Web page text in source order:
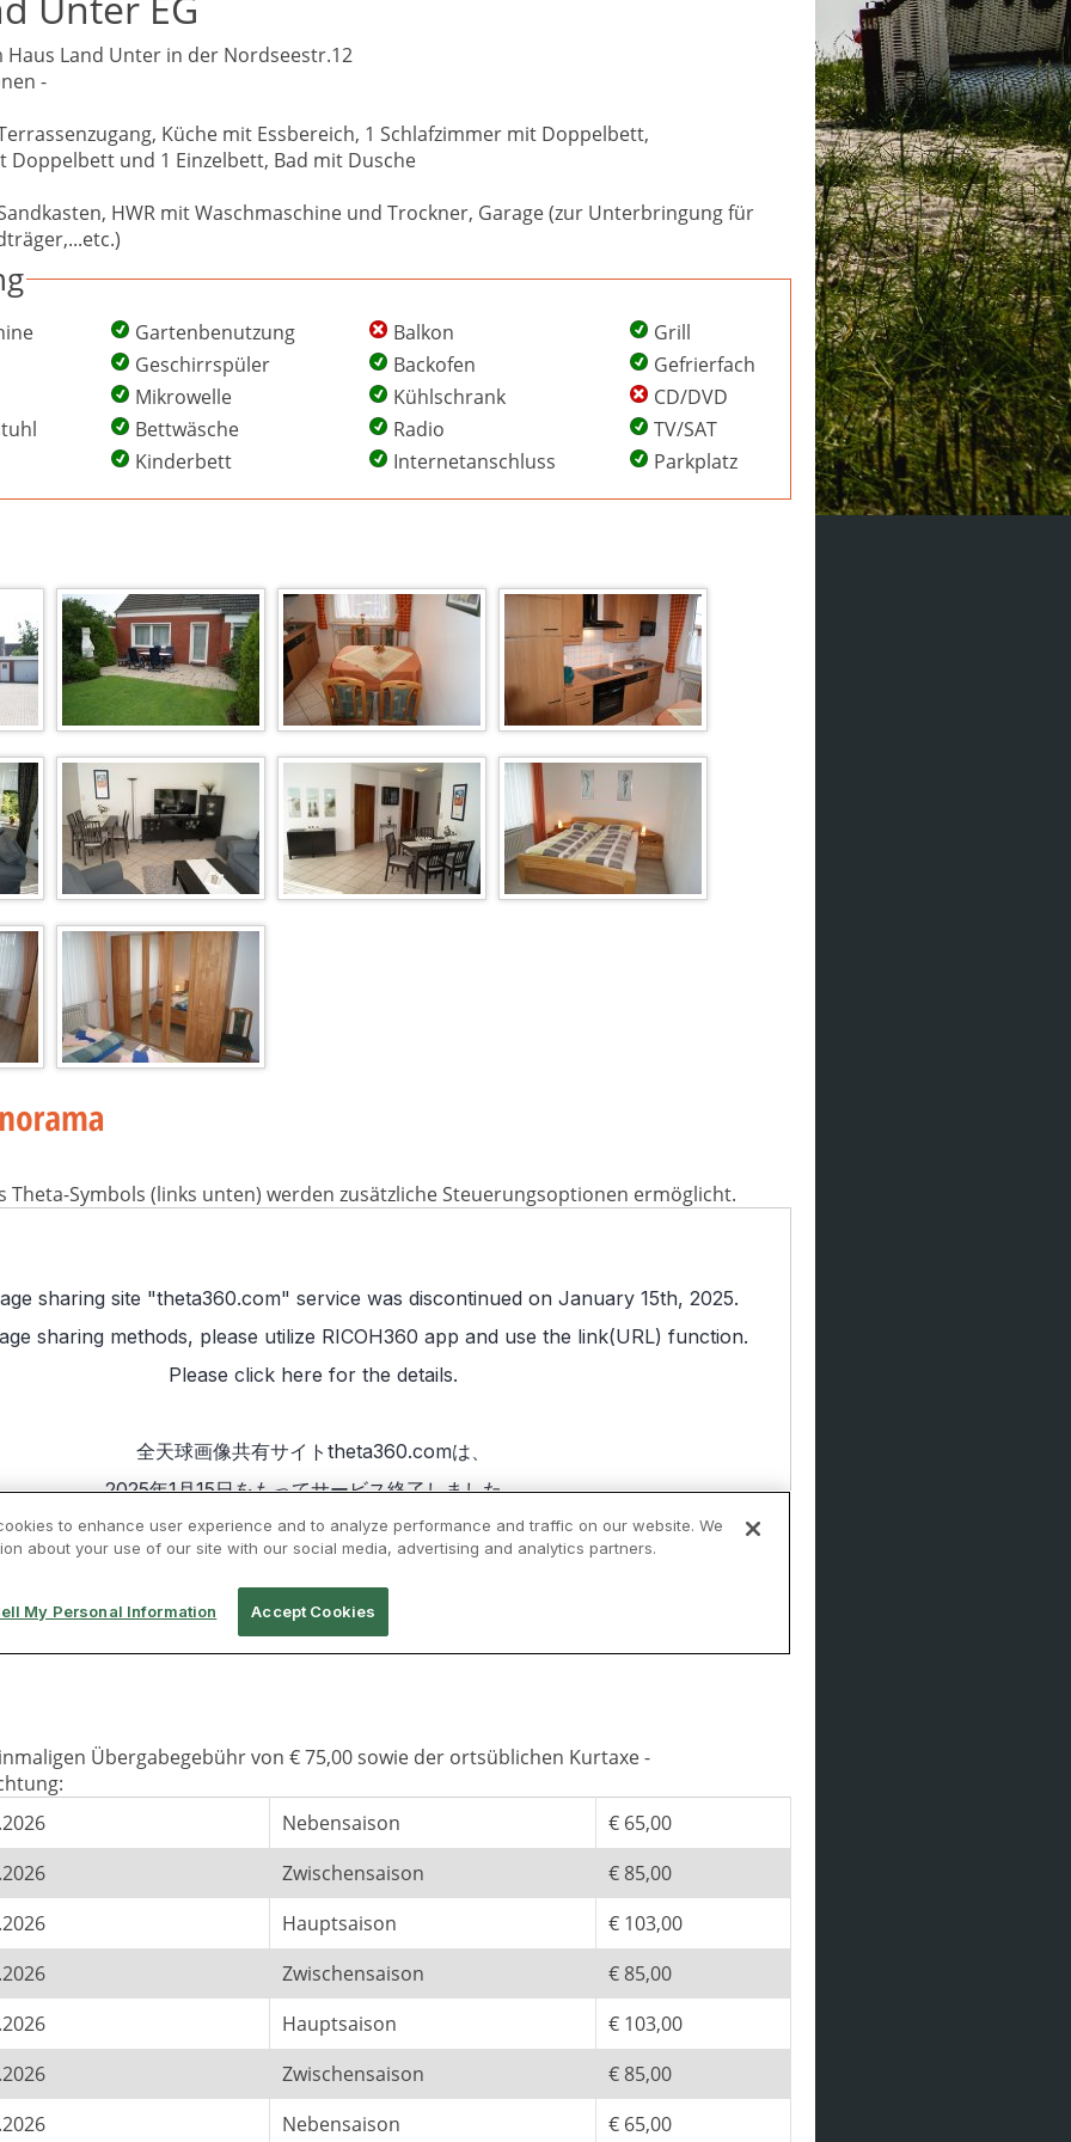
Haus Land Unter in der Nordseestr.12
-
Küche mit Essbereich, 1 Schlafzimmer mit Doppelbett,
Doppelbett und 1 Einzelbett, Bad mit Dusche
HWR mit Waschmaschine und Trockner, Garage (zur Unterbringung für
Gartenbenutzung
Geschirrspüler
Mikrowelle
Bettwäsche
Kinderbett
Balkon
Backofen
Kühlschrank
Radio
Internetanschluss
Grill
Gefrierfach
CD/DVD
TV/SAT
Parkplatz
Theta-Symbols (links unten) werden zusätzliche Steuerungsoptionen ermöglicht.
Übergabegebühr von € 75,00 sowie der ortsüblichen Kurtaxe -
Nebensaison
€ 65,00
Zwischensaison
€ 85,00
Hauptsaison
€ 103,00
Zwischensaison
€ 85,00
Hauptsaison
€ 103,00
Zwischensaison
€ 85,00
Nebensaison
€ 65,00